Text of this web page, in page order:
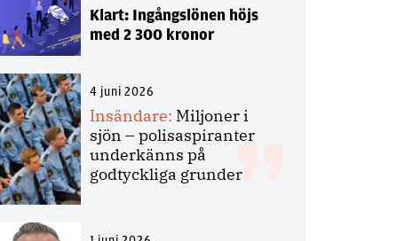
Klart: Ingångslönen höjs
med 2 300 kronor
4 juni 2026
Insändare: Miljoner i
sjön – polisaspiranter
underkänns på
godtyckliga grunder